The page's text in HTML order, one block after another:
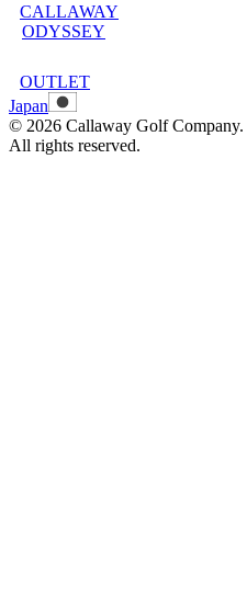
CALLAWAY
ODYSSEY
OUTLET
Japan
© 2026 Callaway Golf Company.
All rights reserved.